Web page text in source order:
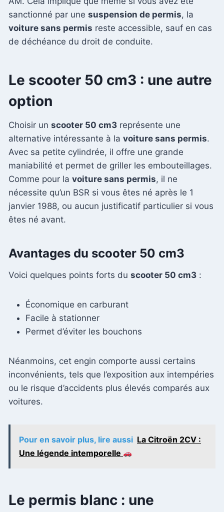
sanctionné par une suspension de permis, la
voiture sans permis reste accessible, sauf en cas
de déchéance du droit de conduite.
Le scooter 50 cm3 : une autre
option
Choisir un scooter 50 cm3 représente une
alternative intéressante à la voiture sans permis.
Avec sa petite cylindrée, il offre une grande
maniabilité et permet de griller les embouteillages.
Comme pour la voiture sans permis, il ne
nécessite qu’un BSR si vous êtes né après le 1
janvier 1988, ou aucun justificatif particulier si vous
êtes né avant.
Avantages du scooter 50 cm3
Voici quelques points forts du scooter 50 cm3 :
Économique en carburant
Facile à stationner
Permet d’éviter les bouchons
Néanmoins, cet engin comporte aussi certains
inconvénients, tels que l’exposition aux intempéries
ou le risque d’accidents plus élevés comparés aux
voitures.
Pour en savoir plus, lire aussi La Citroën 2CV :
Une légende intemporelle
Le permis blanc : une